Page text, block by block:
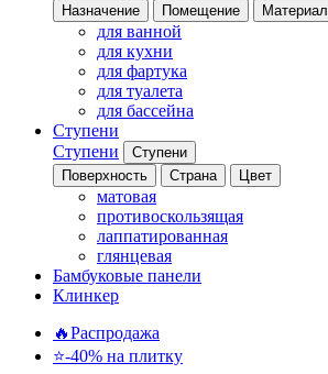
Назначение
Помещение Материал
для ванной
для кухни
для фартука
для туалета
для бассейна
Ступени
Ступени
Ступени
Поверхность
Страна Цвет
матовая
противоскользящая
лаппатированная
глянцевая
Бамбуковые панели
Клинкер
🔥Распродажа
⭐-40% на плитку